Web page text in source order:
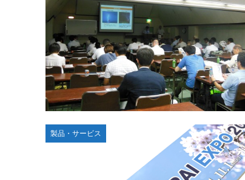
製品・サービス